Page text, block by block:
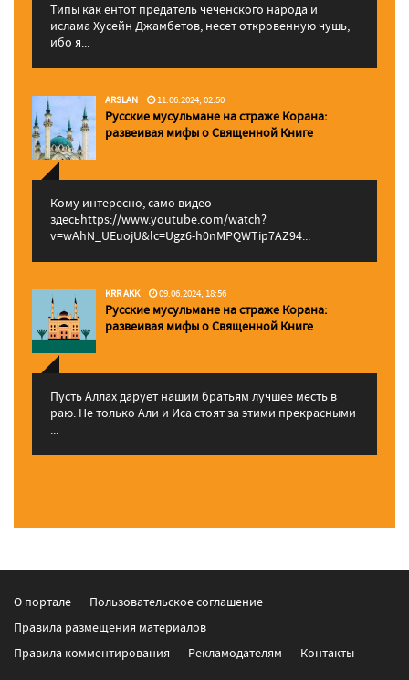
Типы как ентот предатель чеченского народа и
ислама Хусейн Джамбетов, несет откровенную чушь,
ибо я...
ARSLAN 11.06.2024, 02:50
Русские мусульмане на страже Корана:
pазвеивая мифы о Священной Книге
Кому интересно, само видео
здесьhttps://www.youtube.com/watch?
v=wAhN_UEuojU&lc=Ugz6-h0nMPQWTip7AZ94...
KRR AKK 09.06.2024, 18:56
Русские мусульмане на страже Корана:
pазвеивая мифы о Священной Книге
Пусть Аллах дарует нашим братьям лучшее месть в
раю. Не только Али и Иса стоят за этими прекрасными
...
О портале
Пользовательское соглашение
Правила размещения материалов
Правила комментирования
Рекламодателям Контакты